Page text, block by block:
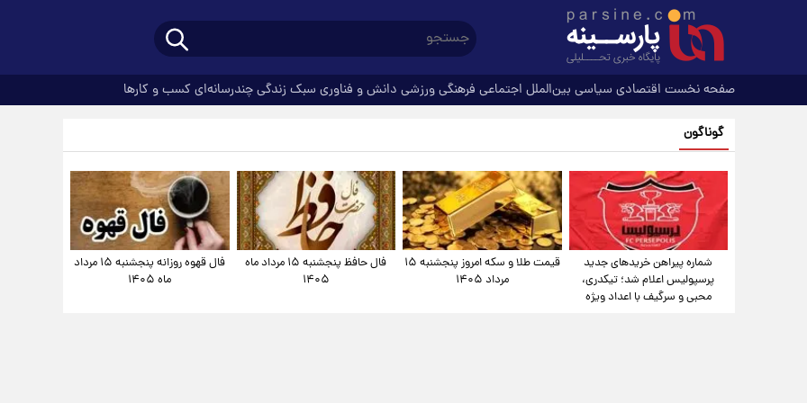
صفحه نخست اقتصادی سیاسی بین‌الملل اجتماعی فرهنگیورزشی دانش و فناوری سبک زندگیچندرسانه‌ای کسب و کارها
گوناگون
شماره پیراهن خریدهای جدید
پرسپولیس اعلام شد؛ تیکدری،
محبی و سرگیف با اعداد ویژه
قیمت طلا و سکه امروز پنجشنبه ۱۵
مرداد ۱۴۰۵
فال حافظ پنجشنبه ۱۵ مرداد ماه
۱۴۰۵
فال قهوه روزانه پنجشنبه ۱۵ مرداد
ماه ۱۴۰۵